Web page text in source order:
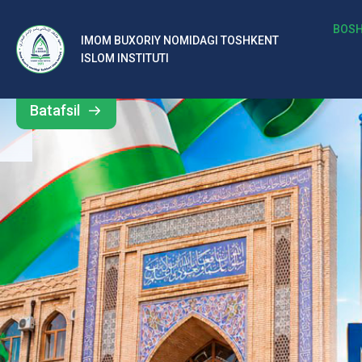
IMOM BUXORIY NOMIDAGI TOSHKENT
ISLOM INSTITUTI
b
al
ar
o‘
rt
a
si
d
Barcha
yangiliklar
Batafsil